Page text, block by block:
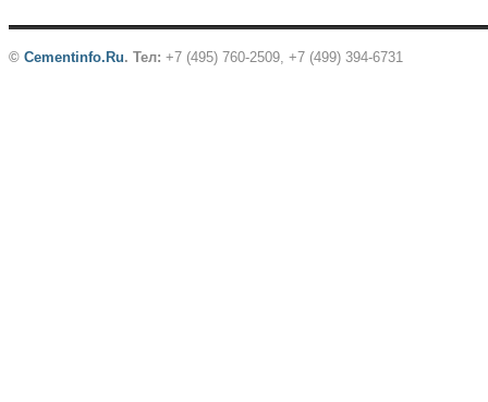
© Cementinfo.Ru. Тел: +7 (495) 760-2509, +7 (499) 394-6731